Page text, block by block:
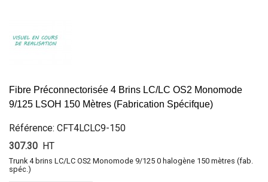
Fibre Préconnectorisée 4 Brins LC/LC OS2 Monomode
9/125 LSOH 150 Mètres (Fabrication Spécifque)
Référence: CFT4LCLC9-150
307.30 HT
Trunk 4 brins LC/LC OS2 Monomode 9/125 0 halogène 150 mètres (fab.
spéc.)